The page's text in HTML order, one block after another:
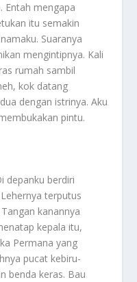
Entah mengapa
itu semakin
Suaranya
mengintipnya. Kali
rumah sambil
kok datang
dengan istrinya. Aku
pintu.
depanku berdiri
terputus
kanannya
kepala itu,
Permana yang
pucat kebiru-
benda keras. Bau